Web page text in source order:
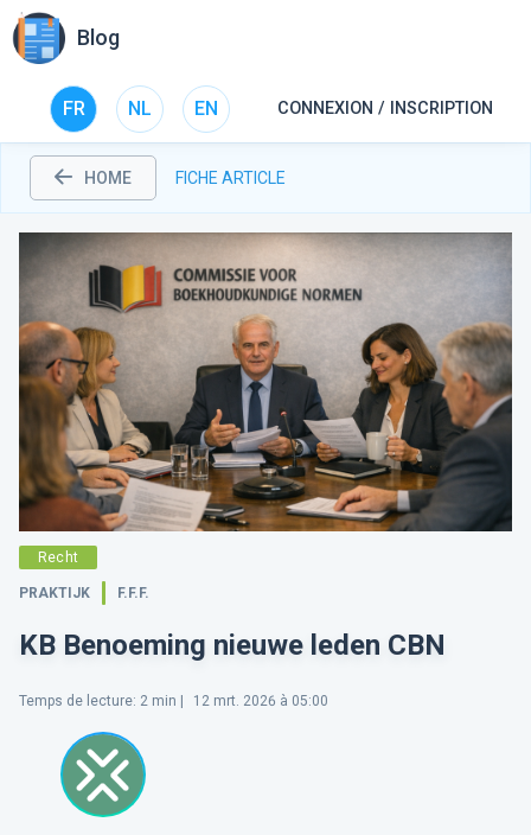
Blog
FR NL EN CONNEXION / INSCRIPTION
HOME FICHE ARTICLE
Recht
PRAKTIJK F.F.F.
KB Benoeming nieuwe leden CBN
Temps de lecture: 2 min | 12 mrt. 2026 à 05:00